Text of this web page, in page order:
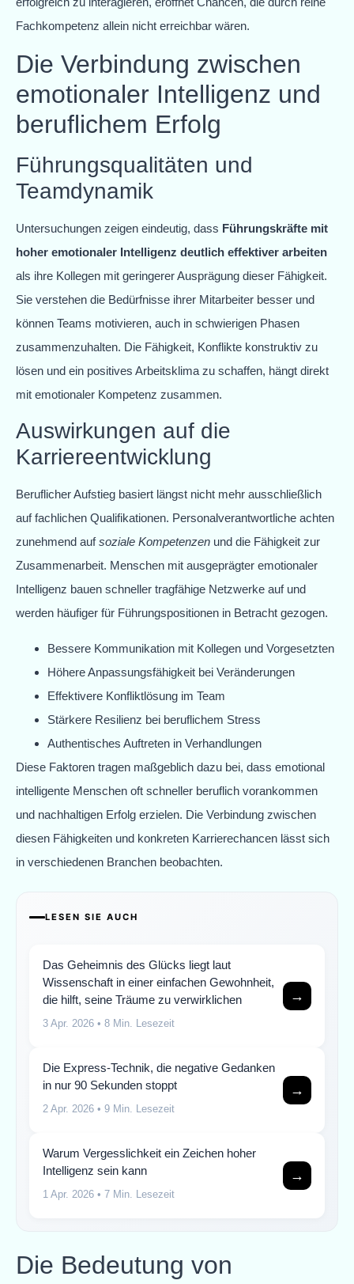
Fachkompetenz allein nicht erreichbar wären.
Die Verbindung zwischen
emotionaler Intelligenz und
beruflichem Erfolg
Führungsqualitäten und
Teamdynamik
Untersuchungen zeigen eindeutig, dass Führungskräfte mit
hoher emotionaler Intelligenz deutlich effektiver arbeiten
als ihre Kollegen mit geringerer Ausprägung dieser Fähigkeit.
Sie verstehen die Bedürfnisse ihrer Mitarbeiter besser und
können Teams motivieren, auch in schwierigen Phasen
zusammenzuhalten. Die Fähigkeit, Konflikte konstruktiv zu
lösen und ein positives Arbeitsklima zu schaffen, hängt direkt
mit emotionaler Kompetenz zusammen.
Auswirkungen auf die
Karriereentwicklung
Beruflicher Aufstieg basiert längst nicht mehr ausschließlich
auf fachlichen Qualifikationen. Personalverantwortliche achten
zunehmend aufsoziale Kompetenzen und die Fähigkeit zur
Zusammenarbeit. Menschen mit ausgeprägter emotionaler
Intelligenz bauen schneller tragfähige Netzwerke auf und
werden häufiger für Führungspositionen in Betracht gezogen.
Bessere Kommunikation mit Kollegen und Vorgesetzten
Höhere Anpassungsfähigkeit bei Veränderungen
Effektivere Konfliktlösung im Team
Stärkere Resilienz bei beruflichem Stress
Authentisches Auftreten in Verhandlungen
Diese Faktoren tragen maßgeblich dazu bei, dass emotional
intelligente Menschen oft schneller beruflich vorankommen
und nachhaltigen Erfolg erzielen. Die Verbindung zwischen
diesen Fähigkeiten und konkreten Karrierechancen lässt sich
in verschiedenen Branchen beobachten.
LESEN SIE AUCH
Das Geheimnis des Glücks liegt laut
Wissenschaft in einer einfachen Gewohnheit,
die hilft, seine Träume zu verwirklichen
3 Apr. 2026 • 8 Min. Lesezeit
→
Die Express-Technik, die negative Gedanken
in nur 90 Sekunden stoppt
2 Apr. 2026 • 9 Min. Lesezeit
→
Warum Vergesslichkeit ein Zeichen hoher
Intelligenz sein kann
1 Apr. 2026 • 7 Min. Lesezeit
→
Die Bedeutung von